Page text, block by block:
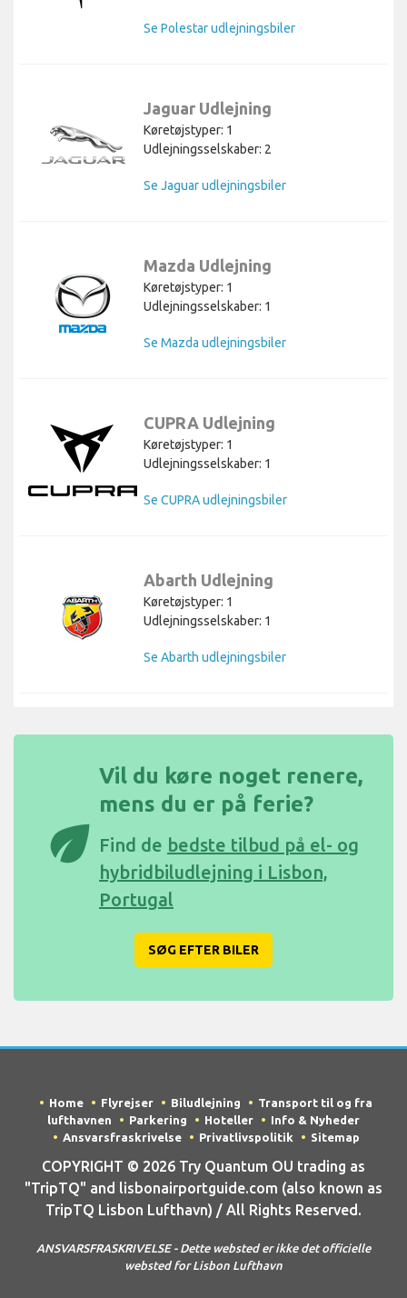
Se Polestar udlejningsbiler
Jaguar Udlejning
Køretøjstyper: 1
Udlejningsselskaber: 2
Se Jaguar udlejningsbiler
Mazda Udlejning
Køretøjstyper: 1
Udlejningsselskaber: 1
Se Mazda udlejningsbiler
CUPRA Udlejning
Køretøjstyper: 1
Udlejningsselskaber: 1
Se CUPRA udlejningsbiler
Abarth Udlejning
Køretøjstyper: 1
Udlejningsselskaber: 1
Se Abarth udlejningsbiler
eco
Vil du køre noget renere,
mens du er på ferie?
Find de bedste tilbud på el- og
hybridbiludlejning i Lisbon,
Portugal
SØG EFTER BILER
Home Flyrejser Biludlejning
Transport til og fra
lufthavnen
Parkering Hoteller
Info & Nyheder
Ansvarsfraskrivelse
Privatlivspolitik Sitemap
COPYRIGHT © 2026 Try Quantum OU trading as
"TripTQ" and lisbonairportguide.com (also known as
TripTQ Lisbon Lufthavn) / All Rights Reserved.
ANSVARSFRASKRIVELSE - Dette websted er ikke det officielle
websted for Lisbon Lufthavn